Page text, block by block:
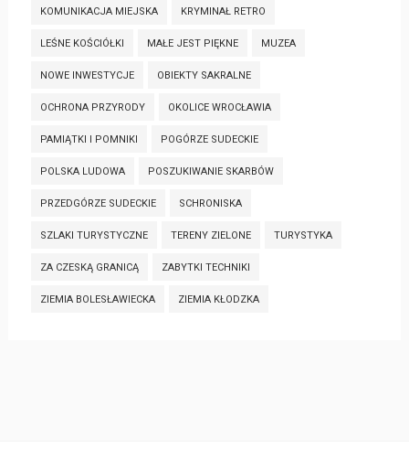
KOMUNIKACJA MIEJSKA KRYMINAŁ RETRO
LEŚNE KOŚCIÓŁKI MAŁE JEST PIĘKNE MUZEA
NOWE INWESTYCJE OBIEKTY SAKRALNE
OCHRONA PRZYRODY OKOLICE WROCŁAWIA
PAMIĄTKI I POMNIKI POGÓRZE SUDECKIE
POLSKA LUDOWA POSZUKIWANIE SKARBÓW
PRZEDGÓRZE SUDECKIE SCHRONISKA
SZLAKI TURYSTYCZNE TERENY ZIELONE TURYSTYKA
ZA CZESKĄ GRANICĄ ZABYTKI TECHNIKI
ZIEMIA BOLESŁAWIECKA ZIEMIA KŁODZKA